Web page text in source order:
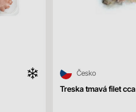
Treska tmavá filet
Česko